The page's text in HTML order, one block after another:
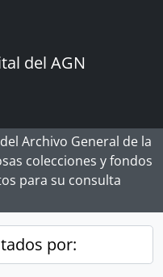
del AGN
Archivo General de la
colecciones y fondos
para su consulta
por: